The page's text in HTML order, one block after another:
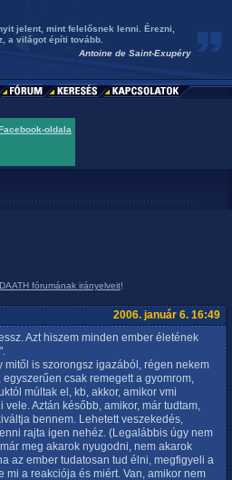
jelent, mint felelősnek lenni. Érezni,
a világot építi tovább.
Antoine de Saint-Exupéry
oldala
fórumának irányelveit!
2006. január 6. 16:49
Azt hiszem minden ember életének
is szorongsz igazából, régen nekem
csak remegett a gyomrom,
múltak el, kb, akkor, amikor vmi
Aztán később, amikor, már tudtam,
bennem. Lehetett veszekedés,
rajta igen nehéz. (Legalábbis úgy nem
meg akarok nyugodni, nem akarok
az ember tudatosan tud élni, megfigyeli a
a reakciója és miért. Van, amikor nem